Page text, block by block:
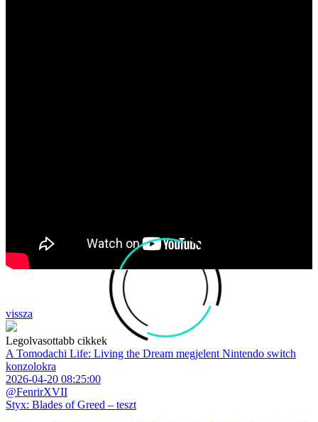
vissza
Legolvasottabb cikkek
A Tomodachi Life: Living the Dream megjelent Nintendo switch
konzolokra
2026-04-20 08:25:00
@FenrirXVII
Styx: Blades of Greed – teszt